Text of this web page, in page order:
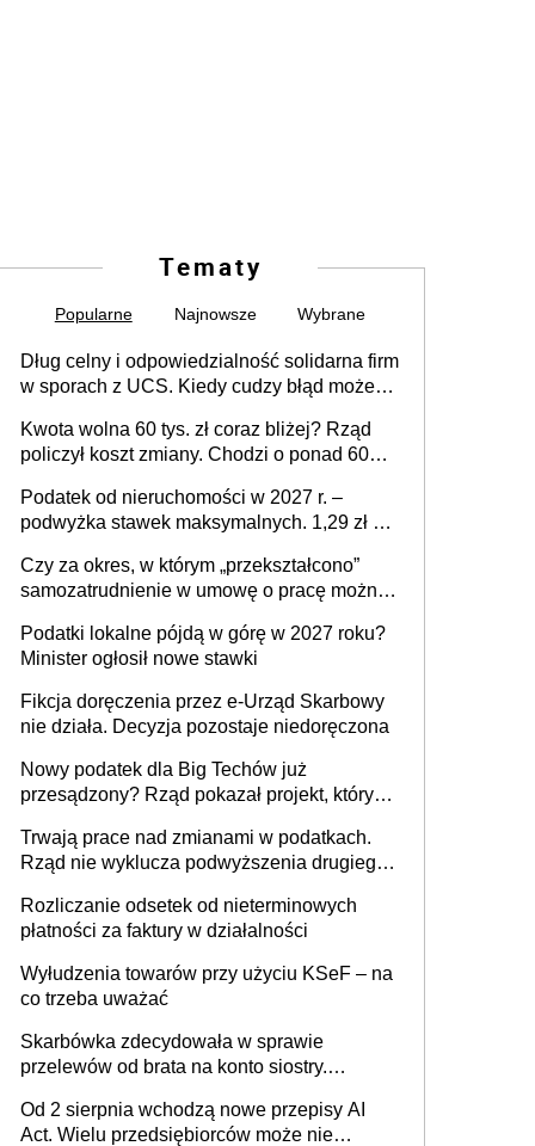
Tematy
Popularne Najnowsze Wybrane
Dług celny i odpowiedzialność solidarna firm
w sporach z UCS. Kiedy cudzy błąd może
Kwota wolna 60 tys. zł coraz bliżej? Rząd
policzył koszt zmiany. Chodzi o ponad 60
Podatek od nieruchomości w 2027 r. –
podwyżka stawek maksymalnych. 1,29 zł za
budynków i lokali związanych z
prowadzeniem działalności gospodarczej
Czy za okres, w którym „przekształcono”
samozatrudnienie w umowę o pracę można
umowy cywilnoprawnej jedynym
racjonalnym wyjściem
Podatki lokalne pójdą w górę w 2027 roku?
Minister ogłosił nowe stawki
Fikcja doręczenia przez e-Urząd Skarbowy
nie działa. Decyzja pozostaje niedoręczona
Nowy podatek dla Big Techów już
przesądzony? Rząd pokazał projekt, który
Trwają prace nad zmianami w podatkach.
Rząd nie wyklucza podwyższenia drugiego
Rozliczanie odsetek od nieterminowych
płatności za faktury w działalności
Wyłudzenia towarów przy użyciu KSeF – na
co trzeba uważać
Skarbówka zdecydowała w sprawie
przelewów od brata na konto siostry.
darowizna, ale podatku jednak nie będzie
Od 2 sierpnia wchodzą nowe przepisy AI
Act. Wielu przedsiębiorców może nie